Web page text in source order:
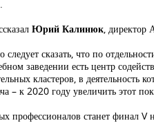
Юрий Калинюк, директор
сказать, что по
заведении есть центр
кластеров, в
– к 2020 году увеличить этот
станет финал